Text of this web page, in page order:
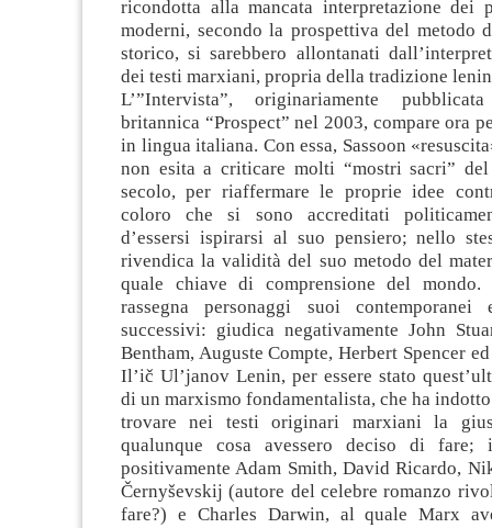
ricondotta alla mancata interpretazione dei
moderni, secondo la prospettiva del metodo
storico, si sarebbero allontanati
dei testi marxiani, propria della tradizione
L’”Intervista”, originariamente
britannica “Prospect” nel 2003, compare ora
in lingua italiana. Con essa, Sassoon
non esita a criticare molti “mostri sacri”
secolo, per riaffermare le proprie idee
coloro che si sono accreditati
d’essersi ispirarsi al suo pensiero; nello
rivendica la validità del suo metodo del
quale chiave di comprensione del
rassegna personaggi suoi
successivi: giudica negativamente John
Bentham, Auguste Compte, Herbert Spencer
Il’ič Ul’janov Lenin, per essere stato
di un marxismo fondamentalista, che ha
trovare nei testi originari marxiani la
qualunque cosa avessero deciso di fare;
positivamente Adam Smith, David Ricardo,
Černyševskij (autore del celebre romanzo
fare?) e Charles Darwin, al quale Marx